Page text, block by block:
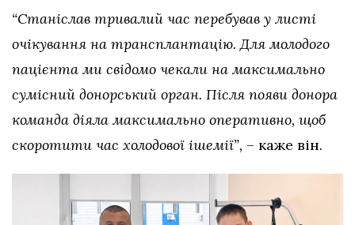
“Станіслав тривалий час перебував у листі
очікування на трансплантацію. Для молодого
пацієнта ми свідомо чекали на максимально
сумісний донорський орган. Після появи донора
команда діяла максимально оперативно, щоб
скоротити час холодової ішемії”, – каже він.